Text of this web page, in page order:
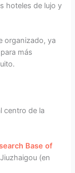
hoteles de lujo y
organizado, ya
para más
centro de la
Base of
(en